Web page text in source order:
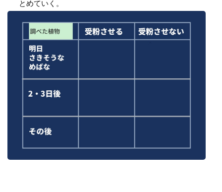
とめていく。